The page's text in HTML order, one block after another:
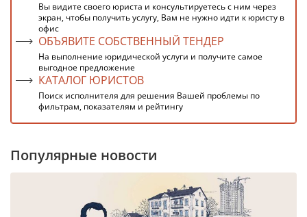
Вы видите своего юриста и консультируетесь с ним через
экран, чтобы получить услугу, Вам не нужно идти к юристу в
офис
ОБЪЯВИТЕ СОБСТВЕННЫЙ ТЕНДЕР
На выполнение юридической услуги и получите самое
выгодное предложение
КАТАЛОГ ЮРИСТОВ
Поиск исполнителя для решения Вашей проблемы по
фильтрам, показателям и рейтингу
Популярные новости